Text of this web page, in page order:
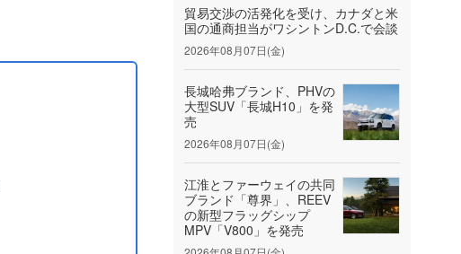
貿易交渉の活発化を受け、カナダと米
国の通商担当がワシントンD.C.で会談
2026年08月07日(金)
長城哈弗ブランド、PHVの
大型SUV「長城H10」を発
売
2026年08月07日(金)
江淮とファーウェイの共同
ブランド「尊界」、REEV
の新型フラッグシップ
MPV「V800」を発売